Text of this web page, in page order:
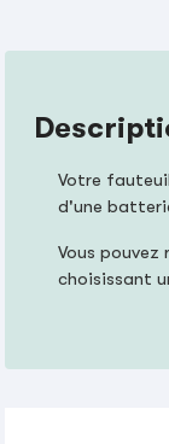
Votre
d'une
Vous
choisissant